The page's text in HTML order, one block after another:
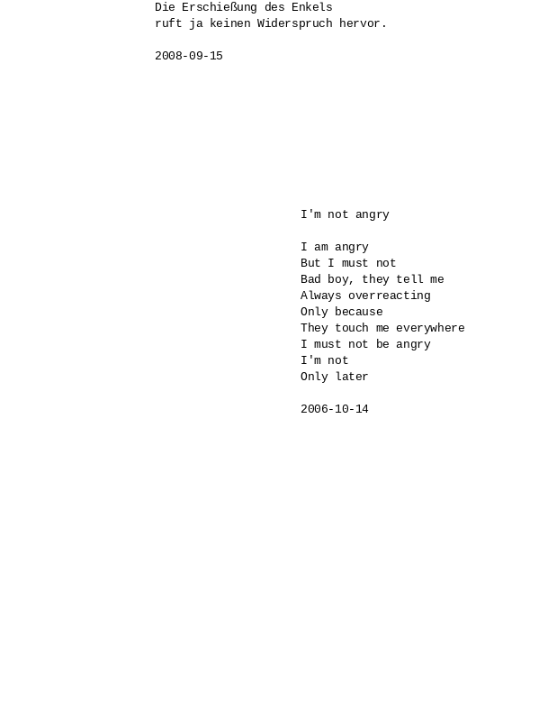
Die Erschießung des Enkels
ruft ja keinen Widerspruch hervor.
2008-09-15
I'm not angry
I am angry
But I must not
Bad boy, they tell me
Always overreacting
Only because
They touch me everywhere
I must not be angry
I'm not
Only later
2006-10-14